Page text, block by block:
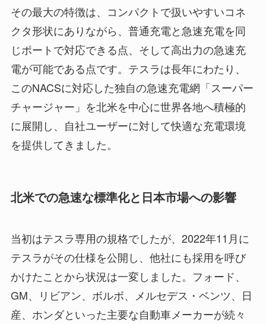
その最大の特徴は、コンパクトで扱いやすいコネ
クタ形状にありながら、普通充電と急速充電を同
じポートで対応できる点、そして高出力の急速充
電が可能である点です。テスラは長年にわたり、
このNACSに対応した独自の急速充電網「スーパー
チャージャー」を北米を中心に世界各地へ積極的
に展開し、自社ユーザーに対して快適な充電環境
を提供してきました。
北米での急速な標準化と日本市場への影響
当初はテスラ専用の規格でしたが、2022年11月に
テスラがその仕様を公開し、他社にも採用を呼び
かけたことから状況は一変しました。フォード、
GM、リビアン、ボルボ、メルセデス・ベンツ、日
産、ホンダといった主要な自動車メーカーが続々